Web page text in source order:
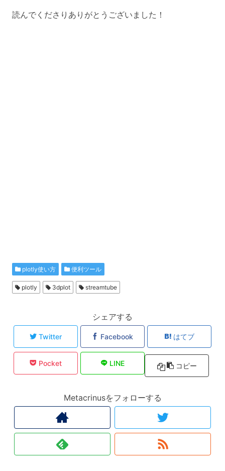
読んでくださりありがとうございました！
plotly使い方 便利ツール
plotly 3dplot streamtube
シェアする
Twitter Facebook はてブ
Pocket LINE コピー
Metacrinusをフォローする